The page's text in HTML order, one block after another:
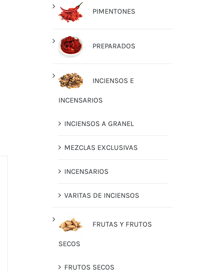
PIMENTONES
PREPARADOS
INCIENSOS E
INCENSARIOS
INCIENSOS A GRANEL
MEZCLAS EXCLUSIVAS
INCENSARIOS
VARITAS DE INCIENSOS
FRUTAS Y FRUTOS
SECOS
FRUTOS SECOS